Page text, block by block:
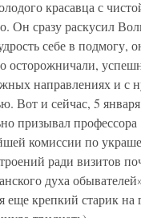
красавца с
Он сразу раскусил
себе в подмогу,
осторожничали,
направлениях и с
Вот и сейчас, 5
призывал профессора
комиссии по
ради визитов
духа
еще крепкий старик на